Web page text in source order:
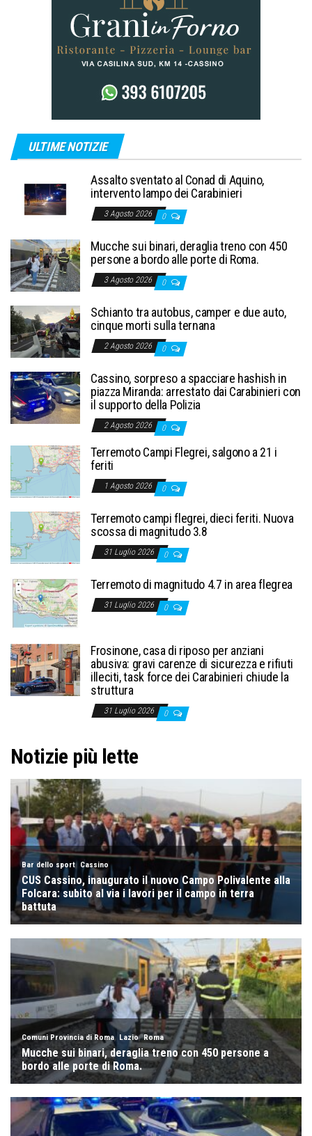
ULTIME NOTIZIE
Assalto sventato al Conad di Aquino,
intervento lampo dei Carabinieri
3 Agosto 2026 0
Mucche sui binari, deraglia treno con 450
persone a bordo alle porte di Roma.
3 Agosto 2026 0
Schianto tra autobus, camper e due auto,
cinque morti sulla ternana
2 Agosto 2026 0
Cassino, sorpreso a spacciare hashish in
piazza Miranda: arrestato dai Carabinieri con
il supporto della Polizia
2 Agosto 2026 0
Terremoto Campi Flegrei, salgono a 21 i
feriti
1 Agosto 2026 0
Terremoto campi flegrei, dieci feriti. Nuova
scossa di magnitudo 3.8
31 Luglio 2026 0
Terremoto di magnitudo 4.7 in area flegrea
31 Luglio 2026 0
Frosinone, casa di riposo per anziani
abusiva: gravi carenze di sicurezza e rifiuti
illeciti, task force dei Carabinieri chiude la
struttura
31 Luglio 2026 0
Notizie più lette